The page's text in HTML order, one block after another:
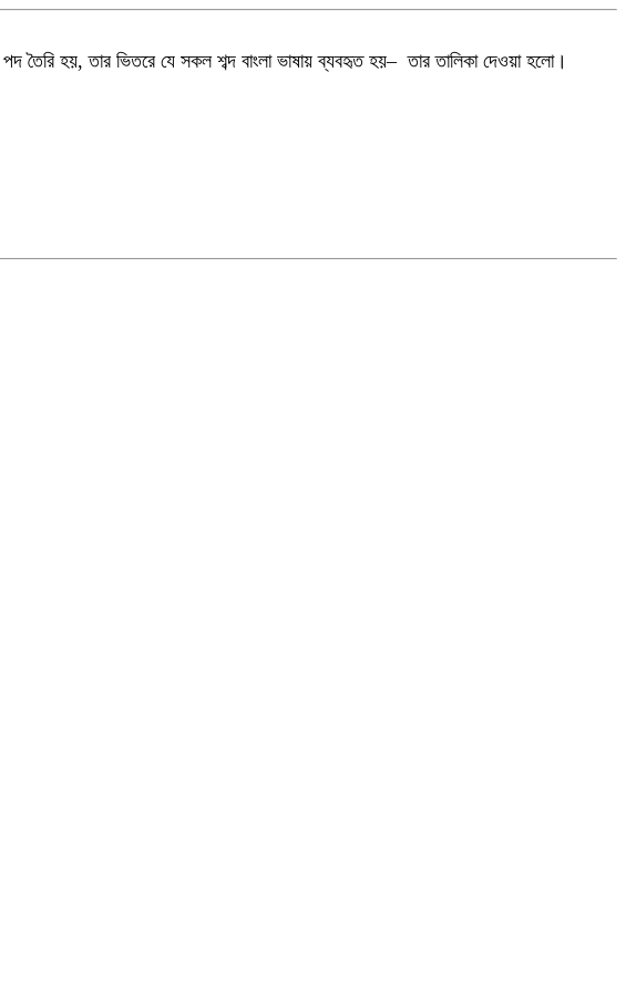
হয়, তার ভিতরে যে সকল শব্দ বাংলা ভাষায় ব্যবহৃত হয়– তার তালিকা দেওয়া হলো।